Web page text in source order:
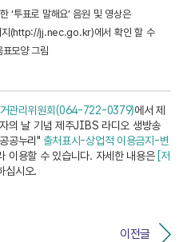
‘투표로 말해요’ 음원 및 영상은
(http://jj.nec.go.kr)에서 확인 할 수
모양 그림
거관리위원회(064-722-0379)에서 제
의 날 기념 제주JIBS 라디오 생방송
공누리" 출처표시-상업적 이용금지-변
이용할 수 있습니다. 자세한 내용은 [저
십시오.
이전글